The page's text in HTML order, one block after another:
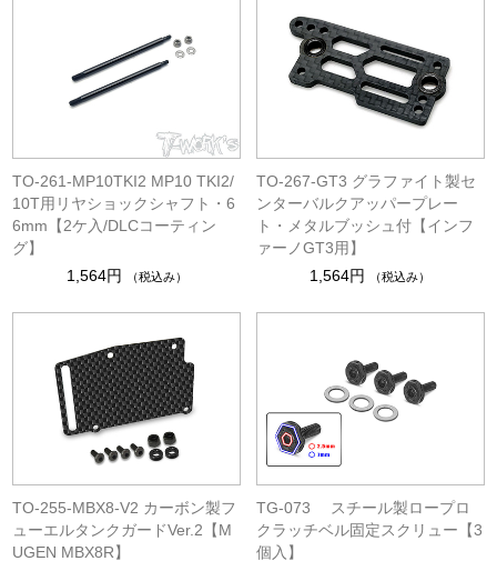
TO-261-MP10TKI2 MP10 TKI2/
10T用リヤショックシャフト・6
6mm【2ケ入/DLCコーティン
グ】
1,564円
（税込み）
TO-267-GT3 グラファイト製セ
ンターバルクアッパープレー
ト・メタルブッシュ付【インフ
ァーノGT3用】
1,564円
（税込み）
TO-255-MBX8-V2 カーボン製フ
ューエルタンクガードVer.2【M
UGEN MBX8R】
TG-073 スチール製ロープロ
クラッチベル固定スクリュー【3
個入】